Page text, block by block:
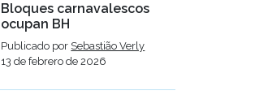
Bloques carnavalescos
ocupan BH
Publicado por Sebastião Verly
13 de febrero de 2026